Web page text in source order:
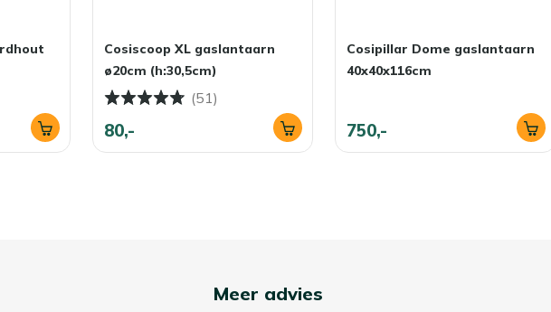
Cosiscoop XL gaslantaarn
ø20cm (h:30,5cm)
(51)
80,-
Cosipillar Dome gaslantaarn
40x40x116cm
750,-
Meer advies